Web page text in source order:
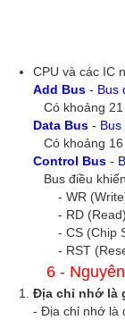
CPU và các IC
Add Bus - Bus
Có khoảng 21
Data Bus - Bus
Có khoảng 16
Control Bus -
Bus điều
- WR (Write)
- RD (Read)
- CS (Chip
- RST
6 -
Địa chỉ nhớ là
- Địa chỉ nhớ là